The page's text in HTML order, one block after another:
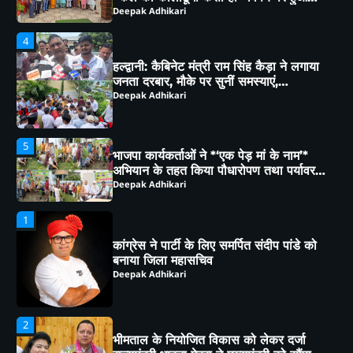
5
भाजपा कार्यकर्ताओं ने *‘एक पेड़ मां के नाम’*
अभियान के तहत किया पौधारोपण तथा पर्यावरण
संरक्षण का लिया संकल्प
Deepak Adhikari
1
कांग्रेस ने पार्टी के लिए समर्पित संदीप पांडे को
बनाया जिला महासचिव
Deepak Adhikari
2
भीमताल के नियोजित विकास को लेकर दर्जा
राज्यमंत्री भावना मेहरा ने मुख्यमंत्री को सौंपा
विस्तृत मांगपत्र
Deepak Adhikari
“कल का कालाढूंगी कैसा हो” विषय पर हुआ
व्यापक मंथन
Deepak Adhikari